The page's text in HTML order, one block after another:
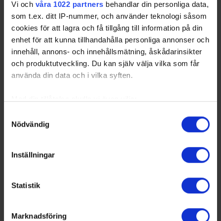
Vi och våra 1022 partners behandlar din personliga data,
som t.ex. ditt IP-nummer, och använder teknologi såsom
cookies för att lagra och få tillgång till information på din
enhet för att kunna tillhandahålla personliga annonser och
innehåll, annons- och innehållsmätning, åskådarinsikter
och produktutveckling. Du kan själv välja vilka som får
använda din data och i vilka syften.
som kan ha en noggrannhet på upp till flera meter
Ta reda på mer om hur dina personliga uppgifter
Du kan ändra eller dra tillbaka ditt samtycke när som
Nödvändig
Inställningar
Statistik
Marknadsföring
match mot Schweiz torsdagen den 30 april 2026.
Prisutdelare kommer vara Invalskommittén Hockey Hall of
Fames ordförande Peter Forsberg och sekreterar…
ishockeys Hockey Hall of Fame
mot Finland söndagen den 9 februari 2025. Prisutdelare